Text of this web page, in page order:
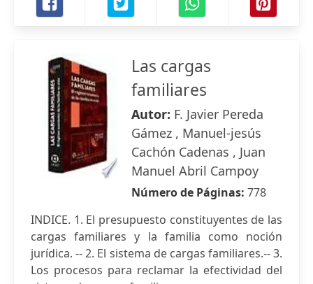
Las cargas
familiares
Autor: F. Javier Pereda
Gámez , Manuel-jesús
Cachón Cadenas , Juan
Manuel Abril Campoy
Número de Páginas: 778
INDICE. 1. El presupuesto constituyentes de las
cargas familiares y la familia como noción
jurídica. -- 2. El sistema de cargas familiares.-- 3.
Los procesos para reclamar la efectividad del